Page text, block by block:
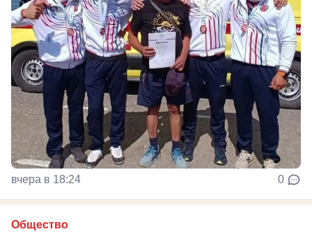
вчера в 18:24 0
Общество